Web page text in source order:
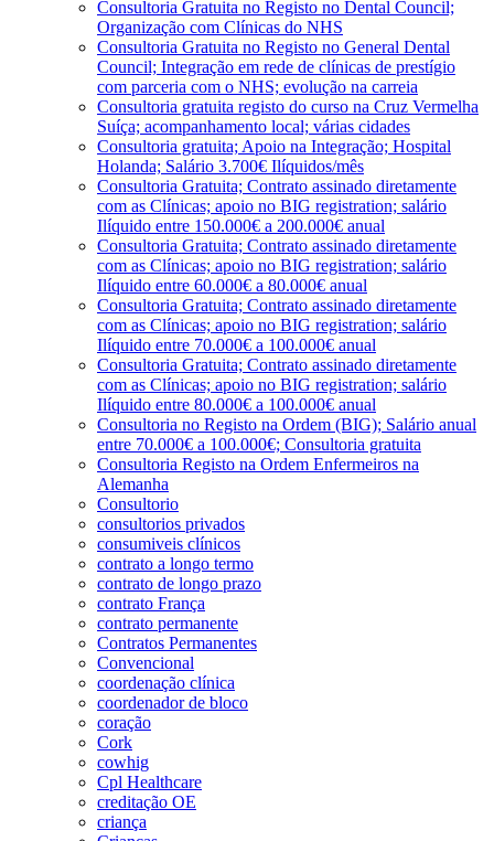
Consultoria Gratuita no Registo no Dental Council;
Organização com Clínicas do NHS
Consultoria Gratuita no Registo no General Dental
Council; Integração em rede de clínicas de prestígio
com parceria com o NHS; evolução na carreia
Consultoria gratuita registo do curso na Cruz Vermelha
Suíça; acompanhamento local; várias cidades
Consultoria gratuita; Apoio na Integração; Hospital
Holanda; Salário 3.700€ Ilíquidos/mês
Consultoria Gratuita; Contrato assinado diretamente
com as Clínicas; apoio no BIG registration; salário
Ilíquido entre 150.000€ a 200.000€ anual
Consultoria Gratuita; Contrato assinado diretamente
com as Clínicas; apoio no BIG registration; salário
Ilíquido entre 60.000€ a 80.000€ anual
Consultoria Gratuita; Contrato assinado diretamente
com as Clínicas; apoio no BIG registration; salário
Ilíquido entre 70.000€ a 100.000€ anual
Consultoria Gratuita; Contrato assinado diretamente
com as Clínicas; apoio no BIG registration; salário
Ilíquido entre 80.000€ a 100.000€ anual
Consultoria no Registo na Ordem (BIG); Salário anual
entre 70.000€ a 100.000€; Consultoria gratuita
Consultoria Registo na Ordem Enfermeiros na
Alemanha
Consultorio
consultorios privados
consumiveis clínicos
contrato a longo termo
contrato de longo prazo
contrato França
contrato permanente
Contratos Permanentes
Convencional
coordenação clínica
coordenador de bloco
coração
Cork
cowhig
Cpl Healthcare
creditação OE
criança